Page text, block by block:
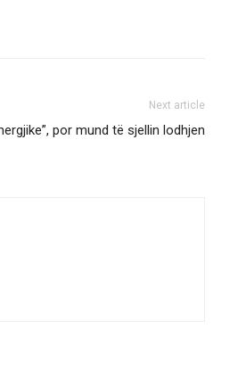
Next article
por mund të sjellin lodhjen